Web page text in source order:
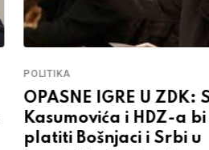
POLITIKA
OPASNE IGRE U ZDK:
Kasumovića i HDZ-a
platiti Bošnjaci i Srbi u